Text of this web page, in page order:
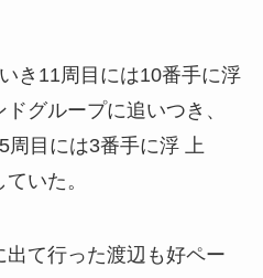
き11周目には10番手に浮
グループに追いつき、
周目には3番手に浮 上
いた。
て行った渡辺も好ペー